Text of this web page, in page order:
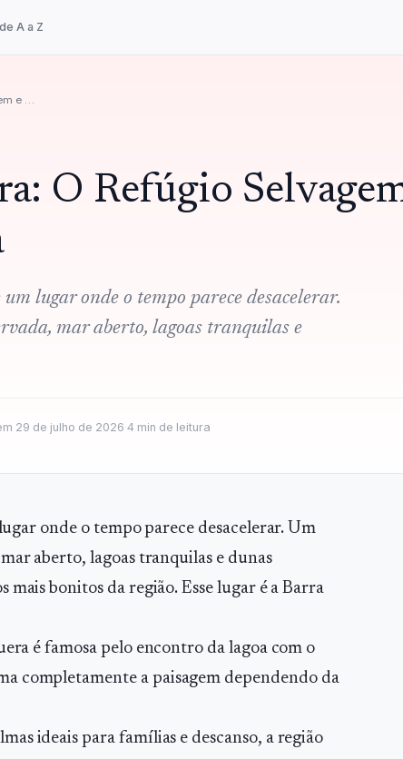
A a Z
Barra de Ibiraquera: O Refúgio Selvagem e Encantador de Santa Catarina
O Refúgio
lugar onde o tempo parece desacelerar.
mar aberto, lagoas tranquilas e
29 de julho de 2026 ·4 min de leitura
onde o tempo parece desacelerar. Um
aberto, lagoas tranquilas e dunas
bonitos da região. Esse lugar é a Barra
é famosa pelo encontro da lagoa com o
completamente a paisagem dependendo da
ideais para famílias e descanso, a região